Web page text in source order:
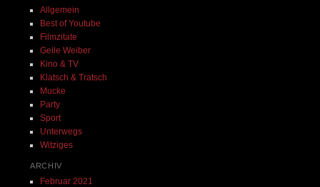
Allgemein
Best of Youtube
Filmzitate
Geile Weiber
Kino & TV
Klatsch & Tratsch
Mucke
Party
Sport
Unterwegs
Witziges
ARCHIV
Februar 2021